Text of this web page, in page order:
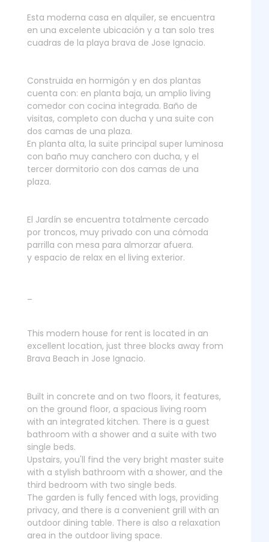
Esta moderna casa en alquiler, se encuentra
en una excelente ubicación y a tan solo tres
cuadras de la playa brava de Jose Ignacio.
Construida en hormigón y en dos plantas
cuenta con: en planta baja, un amplio living
comedor con cocina integrada. Baño de
visitas, completo con ducha y una suite con
dos camas de una plaza.
En planta alta, la suite principal super luminosa
con baño muy canchero con ducha, y el
tercer dormitorio con dos camas de una
plaza.
El Jardín se encuentra totalmente cercado
por troncos, muy privado con una cómoda
parrilla con mesa para almorzar afuera.
y espacio de relax en el living exterior.
This modern house for rent is located in an
excellent location, just three blocks away from
Brava Beach in Jose Ignacio.
Built in concrete and on two floors, it features,
on the ground floor, a spacious living room
with an integrated kitchen. There is a guest
bathroom with a shower and a suite with two
single beds.
Upstairs, you'll find the very bright master suite
with a stylish bathroom with a shower, and the
third bedroom with two single beds.
The garden is fully fenced with logs, providing
privacy, and there is a convenient grill with an
outdoor dining table. There is also a relaxation
area in the outdoor living space.